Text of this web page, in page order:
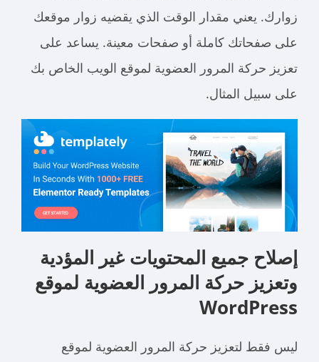
زوارك. يعني مقدار الوقت الذي يقضيه زوار موقعك
على صفحاتك كاملة أو صفحات معينة. يساعد على
تعزيز حركة المرور العضوية لموقع الويب الخاص بك
على سبيل المثال.
إصلاح جميع المحتويات غير المؤدية
وتعزيز حركة المرور العضوية لموقع
WordPress
ليس فقط لتعزيز حركة المرور العضوية لموقع